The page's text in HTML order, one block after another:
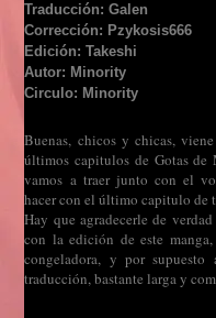
Traducción: Galen
Corrección: Pzykosis666
Edición: Takeshi
Autor: Minority
Circulo: Minority
Buenas, chicos y chicas,
últimos capitulos de Gotas
vamos a traer junto con el
hacer con el último capitulo de
Hay que agradecerle de
con la edición de este
congeladora, y por
traducción, bastante larga y